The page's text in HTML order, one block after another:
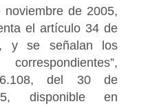
de 2005,
el artículo 34 de
y se señalan los
del 30 de
disponible en